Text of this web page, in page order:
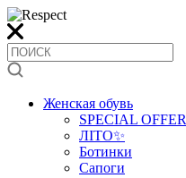
Женская обувь
SPECIAL OFFER
ЛІТО✨
Ботинки
Сапоги